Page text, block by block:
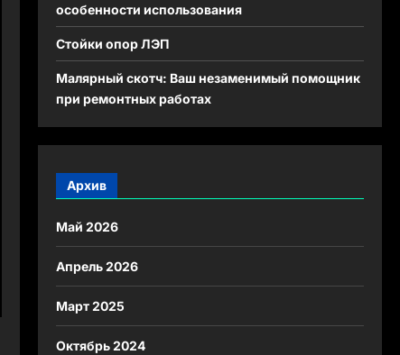
особенности использования
Стойки опор ЛЭП
Малярный скотч: Ваш незаменимый помощник
при ремонтных работах
Архив
Май 2026
Апрель 2026
Март 2025
Октябрь 2024